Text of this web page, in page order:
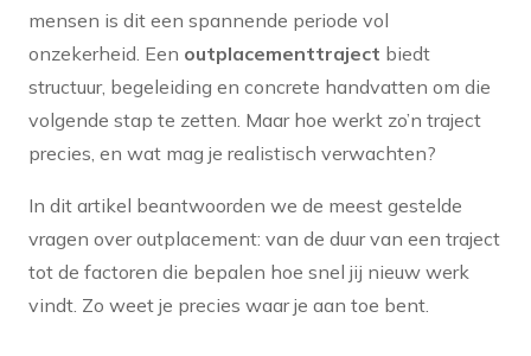
mensen is dit een spannende periode vol
onzekerheid. Een outplacementtraject biedt
structuur, begeleiding en concrete handvatten om die
volgende stap te zetten. Maar hoe werkt zo’n traject
precies, en wat mag je realistisch verwachten?
In dit artikel beantwoorden we de meest gestelde
vragen over outplacement: van de duur van een traject
tot de factoren die bepalen hoe snel jij nieuw werk
vindt. Zo weet je precies waar je aan toe bent.